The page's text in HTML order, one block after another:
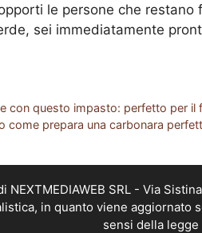
le persone che restano
sei immediatamente
con questo impasto: perfetto per il
come prepara una carbonara
SRL - Via
in quanto viene
sensi della legge